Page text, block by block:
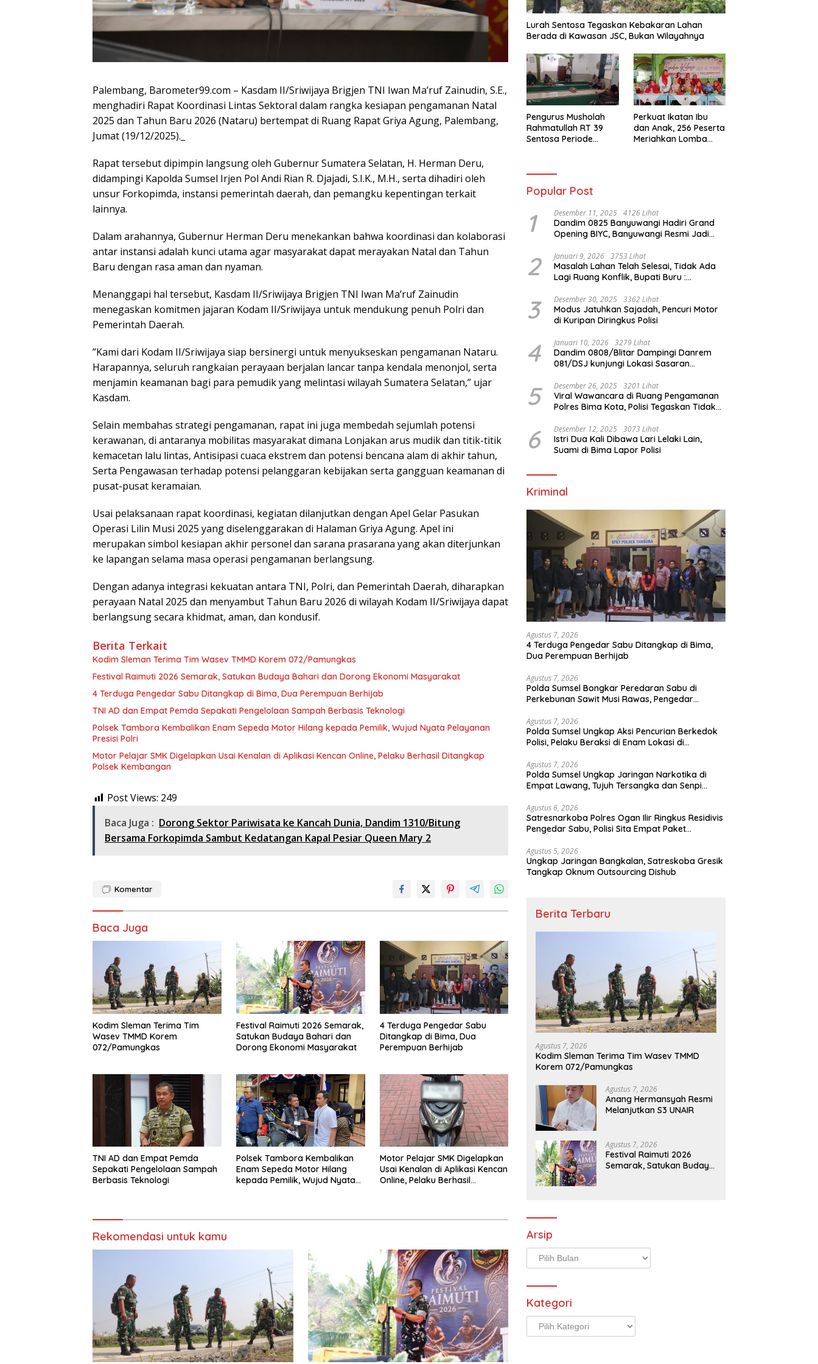
Palembang, Barometer99.com – Kasdam II/Sriwijaya Brigjen TNI Iwan Ma’ruf Zainudin, S.E.,
menghadiri Rapat Koordinasi Lintas Sektoral dalam rangka kesiapan pengamanan Natal
2025 dan Tahun Baru 2026 (Nataru) bertempat di Ruang Rapat Griya Agung, Palembang,
Jumat (19/12/2025)._
​Rapat tersebut dipimpin langsung oleh Gubernur Sumatera Selatan, H. Herman Deru,
didampingi Kapolda Sumsel Irjen Pol Andi Rian R. Djajadi, S.I.K., M.H., serta dihadiri oleh
unsur Forkopimda, instansi pemerintah daerah, dan pemangku kepentingan terkait
lainnya.
​Dalam arahannya, Gubernur Herman Deru menekankan bahwa koordinasi dan kolaborasi
antar instansi adalah kunci utama agar masyarakat dapat merayakan Natal dan Tahun
Baru dengan rasa aman dan nyaman.
Menanggapi hal tersebut, Kasdam II/Sriwijaya Brigjen TNI Iwan Ma’ruf Zainudin
menegaskan komitmen jajaran Kodam II/Sriwijaya untuk mendukung penuh Polri dan
Pemerintah Daerah.
​”Kami dari Kodam II/Sriwijaya siap bersinergi untuk menyukseskan pengamanan Nataru.
Harapannya, seluruh rangkaian perayaan berjalan lancar tanpa kendala menonjol, serta
menjamin keamanan bagi para pemudik yang melintasi wilayah Sumatera Selatan,” ujar
Kasdam.
​Selain membahas strategi pengamanan, rapat ini juga membedah sejumlah potensi
kerawanan, di antaranya ​mobilitas masyarakat dimana Lonjakan arus mudik dan titik-titik
kemacetan lalu lintas, Antisipasi cuaca ekstrem dan potensi bencana alam di akhir tahun,
Serta Pengawasan terhadap potensi pelanggaran kebijakan serta gangguan keamanan di
pusat-pusat keramaian.
​Usai pelaksanaan rapat koordinasi, kegiatan dilanjutkan dengan Apel Gelar Pasukan
Operasi Lilin Musi 2025 yang diselenggarakan di Halaman Griya Agung. Apel ini
merupakan simbol kesiapan akhir personel dan sarana prasarana yang akan diterjunkan
ke lapangan selama masa operasi pengamanan berlangsung.
​Dengan adanya integrasi kekuatan antara TNI, Polri, dan Pemerintah Daerah, diharapkan
perayaan Natal 2025 dan menyambut Tahun Baru 2026 di wilayah Kodam II/Sriwijaya dapat
berlangsung secara khidmat, aman, dan kondusif.
Berita Terkait
Kodim Sleman Terima Tim Wasev TMMD Korem 072/Pamungkas
Festival Raimuti 2026 Semarak, Satukan Budaya Bahari dan Dorong Ekonomi Masyarakat
4 Terduga Pengedar Sabu Ditangkap di Bima, Dua Perempuan Berhijab
TNI AD dan Empat Pemda Sepakati Pengelolaan Sampah Berbasis Teknologi
Polsek Tambora Kembalikan Enam Sepeda Motor Hilang kepada Pemilik, Wujud Nyata Pelayanan
Presisi Polri
Motor Pelajar SMK Digelapkan Usai Kenalan di Aplikasi Kencan Online, Pelaku Berhasil Ditangkap
Polsek Kembangan
Post Views: 249
Baca Juga : Dorong Sektor Pariwisata ke Kancah Dunia, Dandim 1310/Bitung
Bersama Forkopimda Sambut Kedatangan Kapal Pesiar Queen Mary 2
Komentar
Baca Juga
Kodim Sleman Terima Tim
Wasev TMMD Korem
072/Pamungkas
Festival Raimuti 2026 Semarak,
Satukan Budaya Bahari dan
Dorong Ekonomi Masyarakat
4 Terduga Pengedar Sabu
Ditangkap di Bima, Dua
Perempuan Berhijab
TNI AD dan Empat Pemda
Sepakati Pengelolaan Sampah
Berbasis Teknologi
Polsek Tambora Kembalikan
Enam Sepeda Motor Hilang
kepada Pemilik, Wujud Nyata
Motor Pelajar SMK Digelapkan
Usai Kenalan di Aplikasi Kencan
Online, Pelaku Berhasil
Rekomendasi untuk kamu
Lurah Sentosa Tegaskan Kebakaran Lahan
Berada di Kawasan JSC, Bukan Wilayahnya
Pengurus Musholah
Rahmatullah RT 39
Sentosa Periode
Perkuat Ikatan Ibu
dan Anak, 256 Peserta
Meriahkan Lomba
Popular Post
1 Desember 11, 2025 4126 Lihat
Dandim 0825 Banyuwangi Hadiri Grand
Opening BIYC, Banyuwangi Resmi Jadi
2 Januari 9, 2026 3753 Lihat
Masalah Lahan Telah Selesai, Tidak Ada
Lagi Ruang Konflik, Bupati Buru :
Januari 2026
3 Desember 30, 2025 3362 Lihat
Modus Jatuhkan Sajadah, Pencuri Motor
di Kuripan Diringkus Polisi
4 Januari 10, 2026 3279 Lihat
Dandim 0808/Blitar Dampingi Danrem
081/DSJ kunjungi Lokasi Sasaran
Blitar
5 Desember 26, 2025 3201 Lihat
Viral Wawancara di Ruang Pengamanan
Polres Bima Kota, Polisi Tegaskan Tidak
6 Desember 12, 2025 3073 Lihat
Istri Dua Kali Dibawa Lari Lelaki Lain,
Suami di Bima Lapor Polisi
Kriminal
Agustus 7, 2026
4 Terduga Pengedar Sabu Ditangkap di Bima,
Dua Perempuan Berhijab
Agustus 7, 2026
Polda Sumsel Bongkar Peredaran Sabu di
Perkebunan Sawit Musi Rawas, Pengedar
Timbangan Digital
Agustus 7, 2026
Polda Sumsel Ungkap Aksi Pencurian Berkedok
Polisi, Pelaku Beraksi di Enam Lokasi di
Agustus 7, 2026
Polda Sumsel Ungkap Jaringan Narkotika di
Empat Lawang, Tujuh Tersangka dan Senpi
Agustus 6, 2026
Satresnarkoba Polres Ogan Ilir Ringkus Residivis
Pengedar Sabu, Polisi Sita Empat Paket
Agustus 5, 2026
Ungkap Jaringan Bangkalan, Satreskoba Gresik
Tangkap Oknum Outsourcing Dishub
Berita Terbaru
Agustus 7, 2026
Kodim Sleman Terima Tim Wasev TMMD
Korem 072/Pamungkas
Agustus 7, 2026
Anang Hermansyah Resmi
Melanjutkan S3 UNAIR
Agustus 7, 2026
Festival Raimuti 2026
Semarak, Satukan Budaya
Arsip
Arsip
Kategori
Kategori